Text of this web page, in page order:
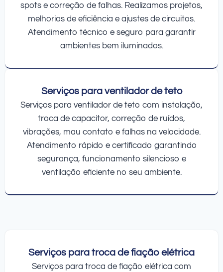
spots e correção de falhas. Realizamos projetos,
melhorias de eficiência e ajustes de circuitos.
Atendimento técnico e seguro para garantir
ambientes bem iluminados.
Serviços para ventilador de teto
Serviços para ventilador de teto com instalação,
troca de capacitor, correção de ruídos,
vibrações, mau contato e falhas na velocidade.
Atendimento rápido e certificado garantindo
segurança, funcionamento silencioso e
ventilação eficiente no seu ambiente.
Serviços para troca de fiação elétrica
Serviços para troca de fiação elétrica com